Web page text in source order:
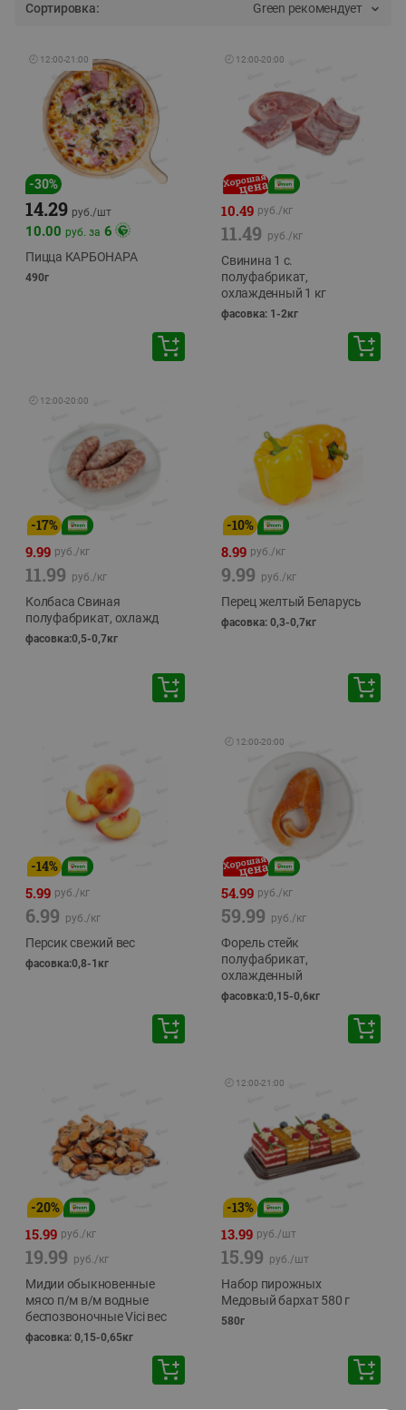
Сортировка: Green рекомендует
🕘 12:00-21:00
-30%
14.29 руб./шт
10.00 руб. за 6
Пицца КАРБОНАРА
490г
🕘 12:00-20:00
10.49 руб./кг
11.49 руб./кг
Свинина 1 с.
полуфабрикат,
охлажденный 1 кг
фасовка: 1-2кг
🕘 12:00-20:00
-17%
9.99 руб./кг
11.99 руб./кг
Колбаса Свиная
полуфабрикат, охлажд
фасовка:0,5-0,7кг
-10%
8.99 руб./кг
9.99 руб./кг
Перец желтый Беларусь
фасовка: 0,3-0,7кг
-14%
5.99 руб./кг
6.99 руб./кг
Персик свежий вес
фасовка:0,8-1кг
🕘 12:00-20:00
54.99 руб./кг
59.99 руб./кг
Форель стейк
полуфабрикат,
охлажденный
фасовка:0,15-0,6кг
-20%
15.99 руб./кг
19.99 руб./кг
Мидии обыкновенные
мясо п/м в/м водные
беспозвоночные Vici вес
фасовка: 0,15-0,65кг
🕘 12:00-21:00
-13%
13.99 руб./шт
15.99 руб./шт
Набор пирожных
Медовый бархат 580 г
580г